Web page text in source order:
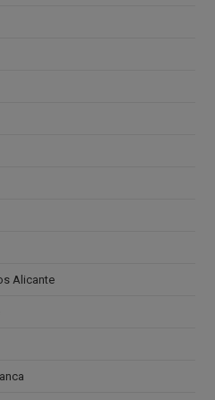
Alicante